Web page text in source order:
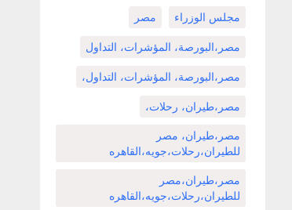
مجلس الوزراء مصر
مصر،البورصة، المؤشرات، التداول
مصر،البورصة، المؤشرات، التداول،
مصر،طيران، رحلات،
مصر،طيران، مصر
للطيران،رحلات،جويه،القاهره
مصر،طيران،مصر
للطيران،رحلات،جويه،القاهره